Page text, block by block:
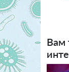
Вам